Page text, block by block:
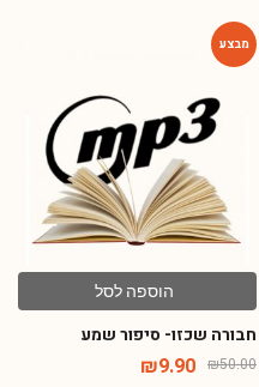
הוספה לסל
חבורה שכזו- סיפור שמע
₪50.00
₪9.90